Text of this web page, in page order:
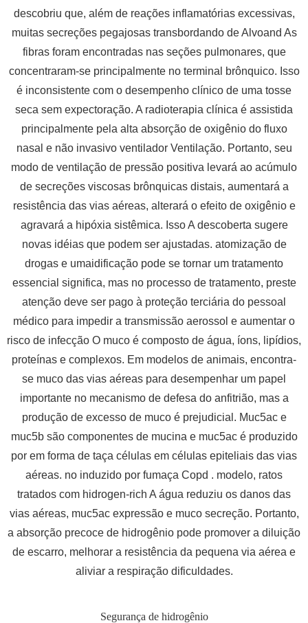
descobriu que, além de reações inflamatórias excessivas,
muitas secreções pegajosas transbordando de Alvoand As
fibras foram encontradas nas seções pulmonares, que
concentraram-se principalmente no terminal brônquico. Isso
é inconsistente com o desempenho clínico de uma tosse
seca sem expectoração. A radioterapia clínica é assistida
principalmente pela alta absorção de oxigênio do fluxo
nasal e não invasivo ventilador Ventilação. Portanto, seu
modo de ventilação de pressão positiva levará ao acúmulo
de secreções viscosas brônquicas distais, aumentará a
resistência das vias aéreas, alterará o efeito de oxigênio e
agravará a hipóxia sistêmica. Isso A descoberta sugere
novas idéias que podem ser ajustadas. atomização de
drogas e umaidificação pode se tornar um tratamento
essencial significa, mas no processo de tratamento, preste
atenção deve ser pago à proteção terciária do pessoal
médico para impedir a transmissão aerossol e aumentar o
risco de infecção O muco é composto de água, íons, lipídios,
proteínas e complexos. Em modelos de animais, encontra-
se muco das vias aéreas para desempenhar um papel
importante no mecanismo de defesa do anfitrião, mas a
produção de excesso de muco é prejudicial. Muc5ac e
muc5b são componentes de mucina e muc5ac é produzido
por em forma de taça células em células epiteliais das vias
aéreas. no induzido por fumaça Copd . modelo, ratos
tratados com hidrogen-rich A água reduziu os danos das
vias aéreas, muc5ac expressão e muco secreção. Portanto,
a absorção precoce de hidrogênio pode promover a diluição
de escarro, melhorar a resistência da pequena via aérea e
aliviar a respiração dificuldades.
Segurança de hidrogênio